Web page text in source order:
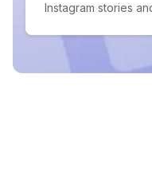
Instagram stories